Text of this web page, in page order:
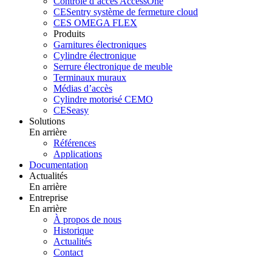
CESentry système de fermeture cloud
CES OMEGA FLEX
Produits
Garnitures électroniques
Cylindre électronique
Serrure électronique de meuble
Terminaux muraux
Médias d’accès
Cylindre motorisé CEMO
CESeasy
Solutions
En arrière
Références
Applications
Documentation
Actualités
En arrière
Entreprise
En arrière
À propos de nous
Historique
Actualités
Contact